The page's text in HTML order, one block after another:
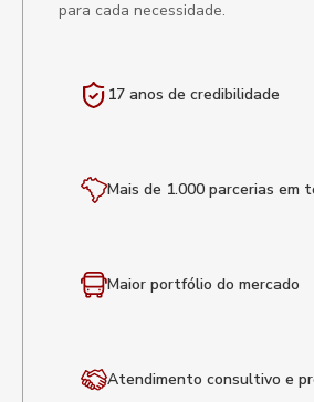
para cada necessidade.
17 anos de credibilidade
Mais de 1.000 parcerias em
Maior portfólio do mercado
Atendimento consultivo e